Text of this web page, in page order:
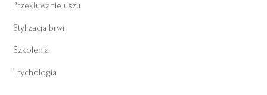
Przekłuwanie uszu
Stylizacja brwi
Szkolenia
Trychologia